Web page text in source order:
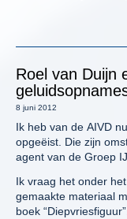
Roel van Duijn
8 juni 2012
Ik heb van de AIVD
opgeëist. Die zijn
agent van de Groep
Ik vraag het onder
gemaakte materiaal
boek